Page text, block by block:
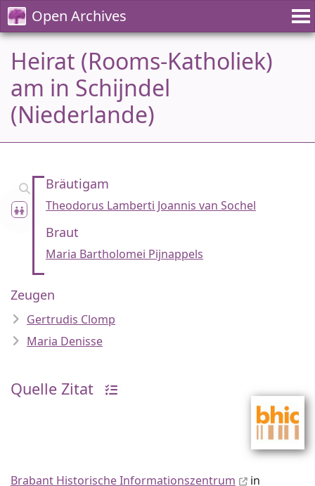
Open Archives
Heirat (Rooms-Katholiek)
am in Schijndel
(Niederlande)
Bräutigam
Theodorus Lamberti Joannis van Sochel
Braut
Maria Bartholomei Pijnappels
Zeugen
Gertrudis Clomp
Maria Denisse
Quelle Zitat
Brabant Historische Informationszentrum
in